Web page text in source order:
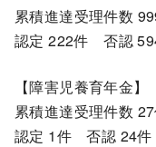
累積進達受理件数
認定 222件 否認
【障害児養育年金】
累積進達受理件数
認定 1件 否認 24